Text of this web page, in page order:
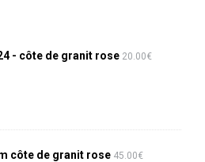
- côte de granit rose 20.00€
côte de granit rose 45.00€